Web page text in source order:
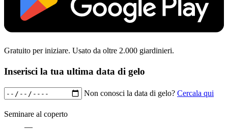
Gratuito per iniziare. Usato da oltre 2.000 giardinieri.
Inserisci la tua ultima data di gelo
Non conosci la data di gelo? Cercala qui
Seminare al coperto
—